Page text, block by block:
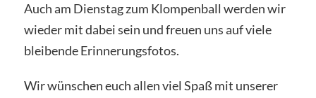
Auch am Dienstag zum Klompenball werden wir
wieder mit dabei sein und freuen uns auf viele
bleibende Erinnerungsfotos.
Wir wünschen euch allen viel Spaß mit unserer